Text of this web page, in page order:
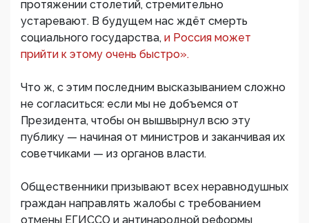
протяжении столетий, стремительно
устаревают. В будущем нас ждёт смерть
социального государства, и Россия может
прийти к этому очень быстро».
Что ж, с этим последним высказыванием сложно
не согласиться: если мы не добъемся от
Президента, чтобы он вышвырнул всю эту
публику — начиная от министров и заканчивая их
советчиками — из органов власти.
Общественники призывают всех неравнодушных
граждан направлять жалобы с требованием
отмены ЕГИССО и антинародной реформы